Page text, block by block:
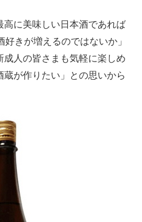
題
に美味しい日本酒であれば
きが増えるのではないか」
成人の皆さまも気軽に楽しめ
が作りたい」との思いから